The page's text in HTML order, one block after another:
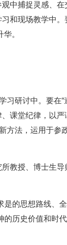
中捕捉灵感、
和现场教学中
。
研讨中。要在
课堂纪律，以
方法，运用于参
教授、博士生
的思想路线、
历史价值和时